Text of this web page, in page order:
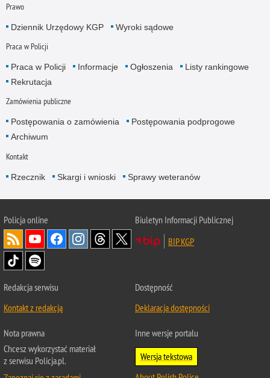
Prawo
Dziennik Urzędowy KGP Wyroki sądowe
Praca w Policji
Praca w Policji Informacje Ogłoszenia
Listy rankingowe
Rekrutacja
Zamówienia publiczne
Postępowania o zamówienia
Postępowania podprogowe
Archiwum
Kontakt
Rzecznik Skargi i wnioski Sprawy weteranów
Policjaonline
Biuletyn Informacji Publicznej
BIP KGP
Redakcja serwisu
Kontakt z redakcją
Dostępność
Deklaracja dostępności
Nota prawna
Chcesz wykorzystać materiał
z serwisu Policja.pl.
Inne wersje portalu
Wersja tekstowa